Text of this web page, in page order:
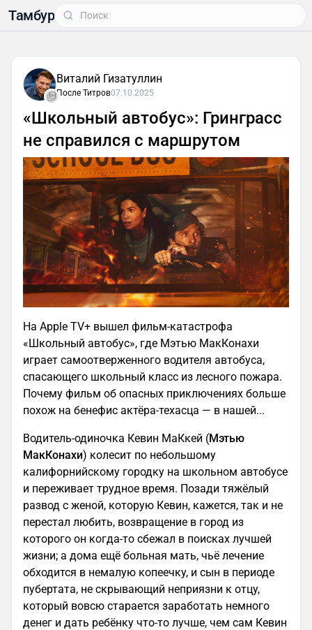
Тамбур
Виталий Гизатуллин
После Титров07.10.2025
«Школьный автобус»: Гринграсс
не справился с маршрутом
На Apple TV+ вышел фильм-катастрофа
«Школьный автобус», где Мэтью МакКонахи
играет самоотверженного водителя автобуса,
спасающего школьный класс из лесного пожара.
Почему фильм об опасных приключениях больше
похож на бенефис актёра-техасца — в нашей...
Водитель-одиночка Кевин МаКкей (Мэтью
МакКонахи) колесит по небольшому
калифорнийскому городку на школьном автобусе
и переживает трудное время. Позади тяжёлый
развод с женой, которую Кевин, кажется, так и не
перестал любить, возвращение в город из
которого он когда-то сбежал в поисках лучшей
жизни; а дома ещё больная мать, чьё лечение
обходится в немалую копеечку, и сын в периоде
пубертата, не скрывающий неприязни к отцу,
который вовсю старается заработать немного
денег и дать ребёнку что-то лучше, чем сам Кевин